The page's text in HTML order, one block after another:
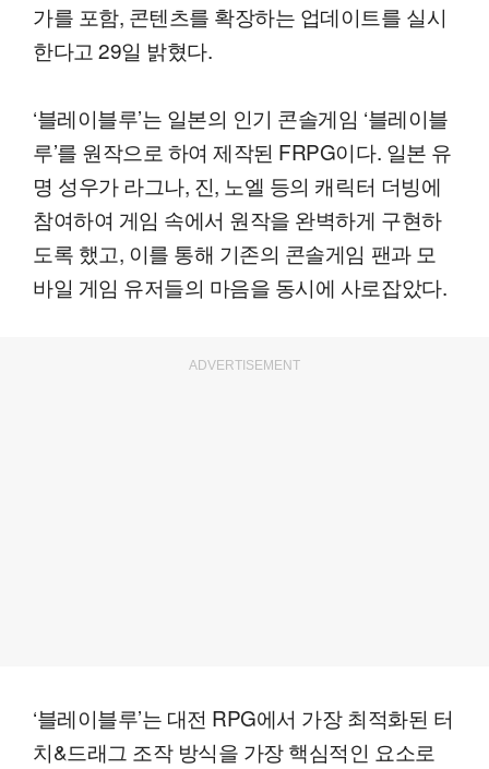
가를 포함, 콘텐츠를 확장하는 업데이트를 실시
한다고 29일 밝혔다.
‘블레이블루’는 일본의 인기 콘솔게임 ‘블레이블
루’를 원작으로 하여 제작된 FRPG이다. 일본 유
명 성우가 라그나, 진, 노엘 등의 캐릭터 더빙에
참여하여 게임 속에서 원작을 완벽하게 구현하
도록 했고, 이를 통해 기존의 콘솔게임 팬과 모
바일 게임 유저들의 마음을 동시에 사로잡았다.
ADVERTISEMENT
‘블레이블루’는 대전 RPG에서 가장 최적화된 터
치&드래그 조작 방식을 가장 핵심적인 요소로